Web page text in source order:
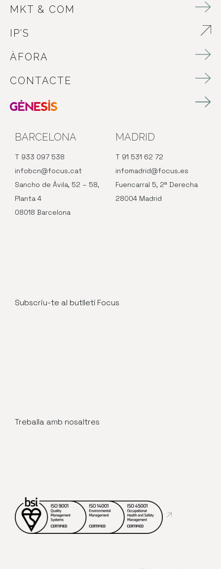
MKT & COM
IP’S
ÀFORA
CONTACTE
BARCELONA
T 933 097 538
infobcn@focus.cat
Sancho de Ávila, 52 – 58,
Planta 4
08018 Barcelona
MADRID
T 91 531 62 72
infomadrid@focus.es
Fuencarral 5, 2ª Derecha
28004 Madrid
Subscriu-te al butlletí Focus
Treballa amb nosaltres